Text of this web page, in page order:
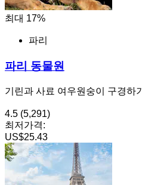
최대 17%
파리
파리 동물원
기린과 사료 여우원숭이 구경하기
4.5 (5,291)
최저가격:
US$25.43